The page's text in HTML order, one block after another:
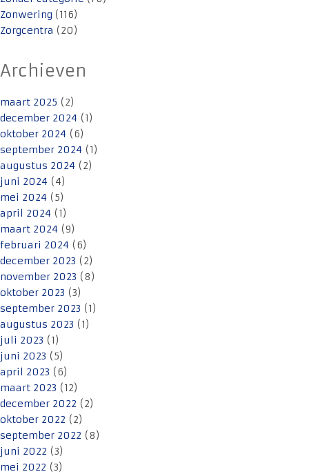
Zonwering (116)
Zorgcentra (20)
Archieven
maart 2025 (2)
december 2024 (1)
oktober 2024 (6)
september 2024 (1)
augustus 2024 (2)
juni 2024 (4)
mei 2024 (5)
april 2024 (1)
maart 2024 (9)
februari 2024 (6)
december 2023 (2)
november 2023 (8)
oktober 2023 (3)
september 2023 (1)
augustus 2023 (1)
juli 2023 (1)
juni 2023 (5)
april 2023 (6)
maart 2023 (12)
december 2022 (2)
oktober 2022 (2)
september 2022 (8)
juni 2022 (3)
mei 2022 (3)